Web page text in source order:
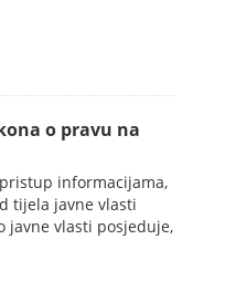
o pravu na
informacijama,
tijela javne vlasti
vlasti posjeduje,